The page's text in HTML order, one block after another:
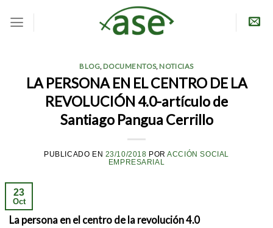
BLOG, DOCUMENTOS, NOTICIAS
LA PERSONA EN EL CENTRO DE LA
REVOLUCIÓN 4.0-artículo de
Santiago Pangua Cerrillo
PUBLICADO EN 23/10/2018 PORACCIÓN SOCIAL
EMPRESARIAL
23
Oct
La persona en el centro de la revolución 4.0